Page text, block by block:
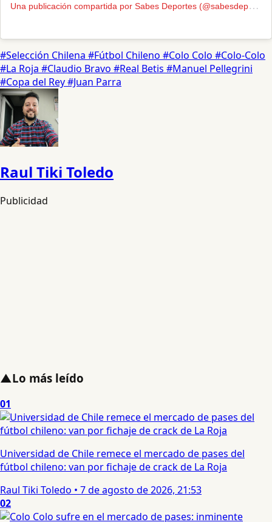
U
na publicación compartida por Sabes Deportes (@sabesdeportes)
#Selección Chilena #Fútbol Chileno #Colo Colo #Colo-Colo
#La Roja #Claudio Bravo #Real Betis #Manuel Pellegrini
#Copa del Rey#Juan Parra
Raul Tiki Toledo
Publicidad
▲Lo más leído
01
Universidad de Chile remece el mercado de pases del
fútbol chileno: van por fichaje de crack de La Roja
Raul Tiki Toledo • 7 de agosto de 2026, 21:53
02